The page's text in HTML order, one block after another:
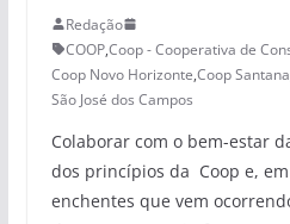
Redação
COOP,Coop - Cooperativa de
Coop Novo Horizonte,Coop Santana
São José dos Campos
Colaborar com o bem-estar
dos princípios da Coop e,
enchentes que vem